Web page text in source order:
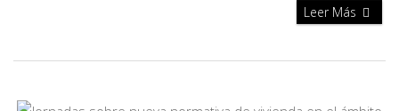
Leer Más